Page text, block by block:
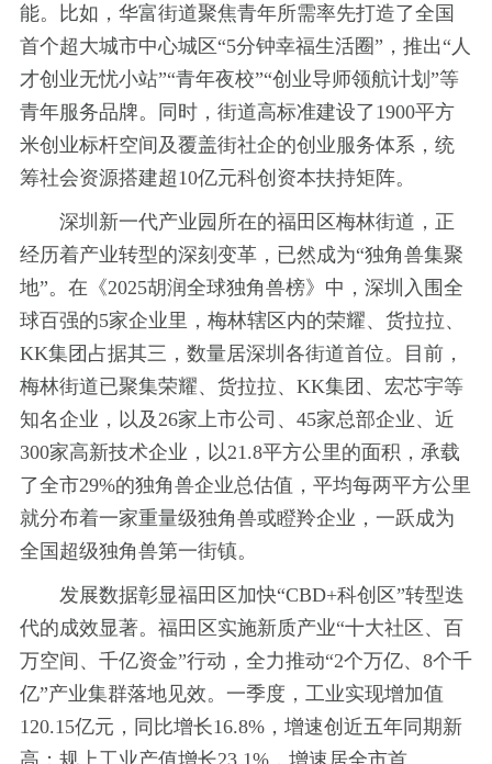
能。比如，华富街道聚焦青年所需率先打造了全国
首个超大城市中心城区“5分钟幸福生活圈”，推出“人
才创业无忧小站”“青年夜校”“创业导师领航计划”等
青年服务品牌。同时，街道高标准建设了1900平方
米创业标杆空间及覆盖街社企的创业服务体系，统
筹社会资源搭建超10亿元科创资本扶持矩阵。
深圳新一代产业园所在的福田区梅林街道，正
经历着产业转型的深刻变革，已然成为“独角兽集聚
地”。在《2025胡润全球独角兽榜》中，深圳入围全
球百强的5家企业里，梅林辖区内的荣耀、货拉拉、
KK集团占据其三，数量居深圳各街道首位。目前，
梅林街道已聚集荣耀、货拉拉、KK集团、宏芯宇等
知名企业，以及26家上市公司、45家总部企业、近
300家高新技术企业，以21.8平方公里的面积，承载
了全市29%的独角兽企业总估值，平均每两平方公里
就分布着一家重量级独角兽或瞪羚企业，一跃成为
全国超级独角兽第一街镇。
发展数据彰显福田区加快“CBD+科创区”转型迭
代的成效显著。福田区实施新质产业“十大社区、百
万空间、千亿资金”行动，全力推动“2个万亿、8个千
亿”产业集群落地见效。一季度，工业实现增加值
120.15亿元，同比增长16.8%，增速创近五年同期新